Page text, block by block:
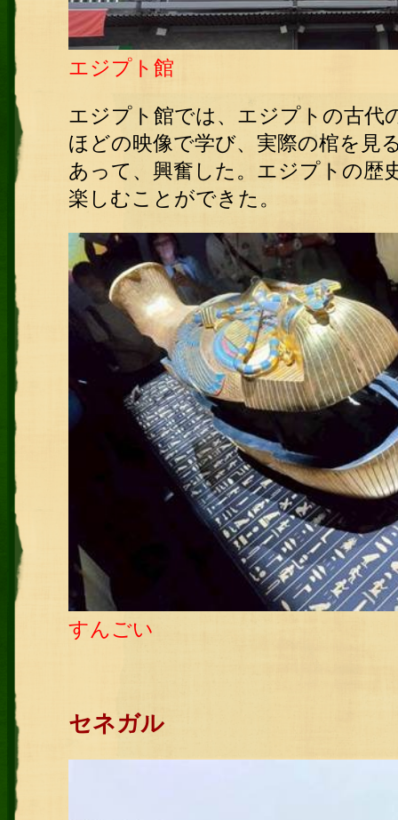
エジプト館
エジプト館では、エジプトの古代
ほどの映像で学び、実際の棺を見
あって、興奮した。エジプトの歴
楽しむことができた。
すんごい
セネガル